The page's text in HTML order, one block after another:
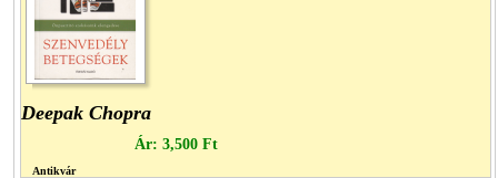
Deepak Chopra
Ár: 3,500 Ft
Antikvár